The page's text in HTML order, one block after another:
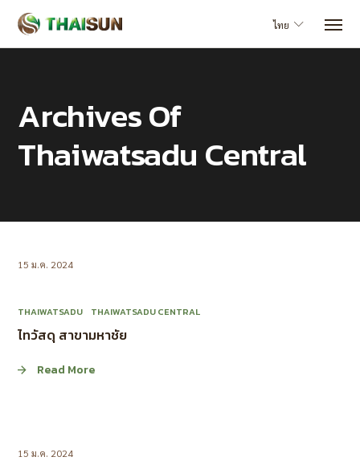
ไทย
Archives Of
Thaiwatsadu Central
15 ม.ค. 2024
THAIWATSADU THAIWATSADU CENTRAL
ไทวัสดุ สาขามหาชัย
Read More
15 ม.ค. 2024